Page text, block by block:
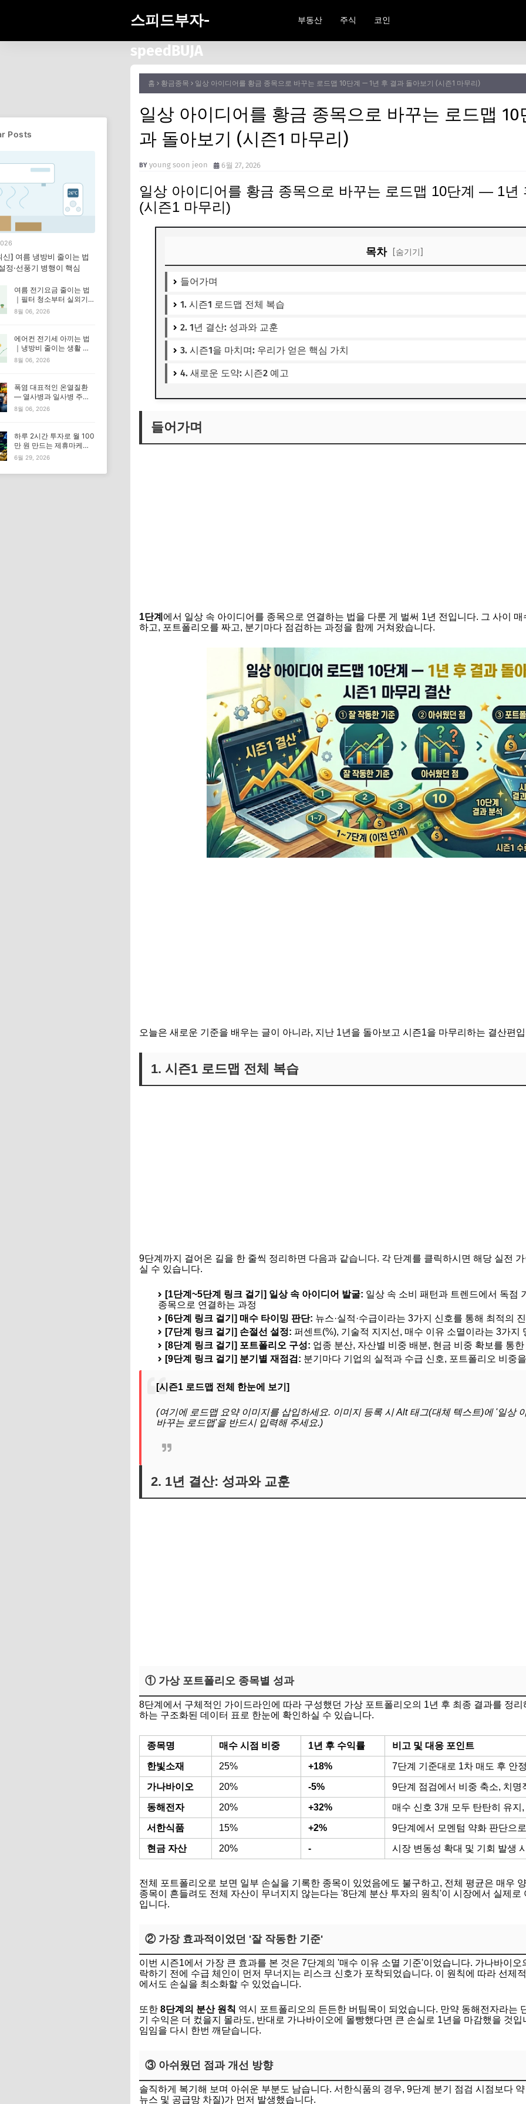
스피드부자-
speedBUJA
부동산 주식 코인
홈 황금종목 일상 아이디어를 황금 종목으로 바꾸는 로드맵 10단계 — 1년 후 결과 돌아보기 (시즌1 마무리)
일상 아이디어를 황금 종목으로 바꾸는 로드맵
과 돌아보기 (시즌1 마무리)
young soon jeon 6월 27, 2026
일상 아이디어를 황금 종목으로 바꾸는 로드맵 10단계 — 1년
(시즌1 마무리)
목차 [숨기기]
들어가며
1. 시즌1 로드맵 전체 복습
2. 1년 결산: 성과와 교훈
3. 시즌1을 마치며: 우리가 얻은 핵심 가치
4. 새로운 도약: 시즌2 예고
들어가며
1단계 에서 일상 속 아이디어를 종목으로 연결하는 법을 다룬 게 벌써 1년 전입니다. 그 사이
하고, 포트폴리오를 짜고, 분기마다 점검하는 과정을 함께 거쳐왔습니다.
오늘은 새로운 기준을 배우는 글이 아니라, 지난 1년을 돌아보고 시즌1을 마무리하는 결산편
1. 시즌1 로드맵 전체 복습
9단계까지 걸어온 길을 한 줄씩 정리하면 다음과 같습니다. 각 단계를 클릭하시면 해당 실전
실 수 있습니다.
[1단계~5단계 링크 걸기] 일상 속 아이디어 발굴: 일상 속 소비 패턴과 트렌드에서 독점
종목으로 연결하는 과정
[6단계 링크 걸기] 매수 타이밍 판단: 뉴스·실적·수급이라는 3가지 신호를 통해 최적의
[7단계 링크 걸기] 손절선 설정: 퍼센트(%), 기술적 지지선, 매수 이유 소멸이라는 3가지
[8단계 링크 걸기] 포트폴리오 구성: 업종 분산, 자산별 비중 배분, 현금 비중 확보를 통
[9단계 링크 걸기] 분기별 재점검: 분기마다 기업의 실적과 수급 신호, 포트폴리오 비중
[시즌1 로드맵 전체 한눈에 보기]
(여기에 로드맵 요약 이미지를 삽입하세요. 이미지 등록 시 Alt 태그(대체 텍스트)에 '일상
바꾸는 로드맵'을 반드시 입력해 주세요.)
2. 1년 결산: 성과와 교훈
① 가상 포트폴리오 종목별 성과
8단계에서 구체적인 가이드라인에 따라 구성했던 가상 포트폴리오의 1년 후 최종 결과를 정
하는 구조화된 데이터 표로 한눈에 확인하실 수 있습니다.
종목명 매수 시점 비중 1년 후 수익률 비고 및 대응 포인트
한빛소재 25% +18% 7단계 기준대로 1차 매도 후 안
가나바이오 20% -5% 9단계 점검에서 비중 축소, 치명
동해전자 20% +32% 매수 신호 3개 모두 탄탄히 유지
서한식품 15% +2% 9단계에서 모멘텀 약화 판단으
현금 자산 20% - 시장 변동성 확대 및 기회 발생
전체 포트폴리오로 보면 일부 손실을 기록한 종목이 있었음에도 불구하고, 전체 평균은 매우
종목이 흔들려도 전체 자산이 무너지지 않는다는 '8단계 분산 투자의 원칙'이 시장에서 실제로
입니다.
② 가장 효과적이었던 '잘 작동한 기준'
이번 시즌1에서 가장 큰 효과를 본 것은 7단계의 '매수 이유 소멸 기준'이었습니다. 가나바이
락하기 전에 수급 체인이 먼저 무너지는 리스크 신호가 포착되었습니다. 이 원칙에 따라 선제
에서도 손실을 최소화할 수 있었습니다.
또한 8단계의 분산 원칙 역시 포트폴리오의 든든한 버팀목이 되었습니다. 만약 동해전자라는
기 수익은 더 컸을지 몰라도, 반대로 가나바이오에 몰빵했다면 큰 손실로 1년을 마감했을 것
임임을 다시 한번 깨닫습니다.
③ 아쉬웠던 점과 개선 방향
솔직하게 복기해 보며 아쉬운 부분도 남습니다. 서한식품의 경우, 9단계 분기 점검 시점보다
뉴스 및 공급망 차질)가 먼저 발생했습니다.
Posts
] 여름 냉방비 줄이는 법
정·선풍기 병행이 핵심
여름 전기요금 줄이는 법
｜필터 청소부터 실외기
관리까지
8월 06, 2026
에어컨 전기세 아끼는 법
｜냉방비 줄이는 생활 습
관 총정리
8월 06, 2026
폭염 대표적인 온열질환
— 열사병과 일사병 주요
증상과 대처법
8월 06, 2026
하루 2시간 투자로 월 100
만 원 만드는 제휴마케팅
실전 전략
6월 29, 2026